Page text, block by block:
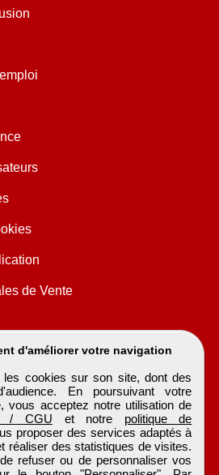
d'améliorer votre navigation
les cookies sur son site, dont des
En poursuivant votre
vous acceptez notre utilisation de
/ CGU et notre politique de
proposer des services adaptés à
réaliser des statistiques de visites.
refuser ou de personnaliser vos
de Vente